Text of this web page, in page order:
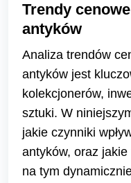
Trendy
antyków
Analiza trendów
antyków jest
kolekcjonerów,
sztuki. W
jakie czynniki
antyków, oraz
na tym